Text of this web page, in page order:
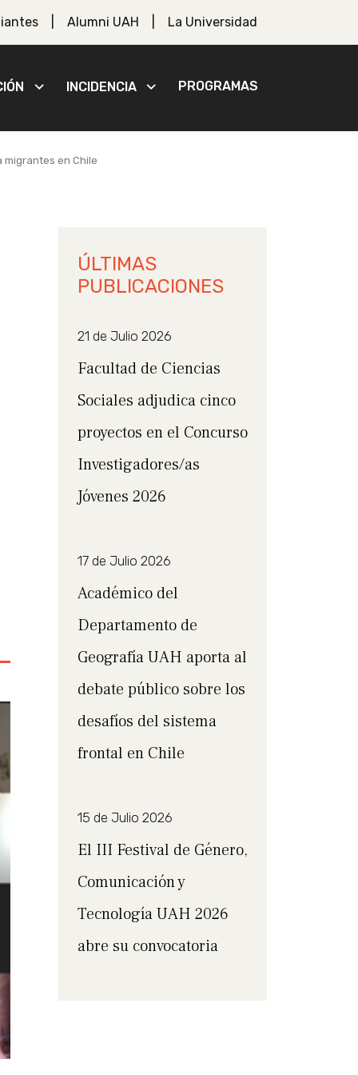
Alumni UAH La Universidad
INCIDENCIA PROGRAMAS
en Chile
ÚLTIMAS
PUBLICACIONES
21 de Julio 2026
Facultad de Ciencias
Sociales adjudica cinco
proyectos en el Concurso
Investigadores/as
Jóvenes 2026
17 de Julio 2026
Académico del
Departamento de
Geografía UAH aporta al
debate público sobre los
desafíos del sistema
frontal en Chile
15 de Julio 2026
El III Festival de Género,
Comunicación y
Tecnología UAH 2026
abre su convocatoria